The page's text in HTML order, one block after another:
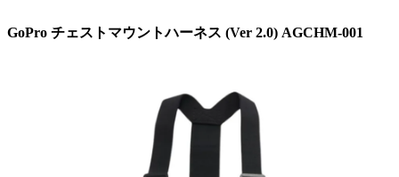
GoPro チェストマウントハーネス (Ver 2.0) AGCHM-001